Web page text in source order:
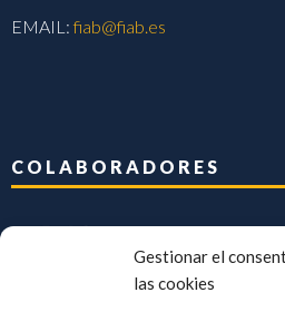
Gestionar el
las cookies
EMAIL:fiab@fiab.es
COLABORADORES